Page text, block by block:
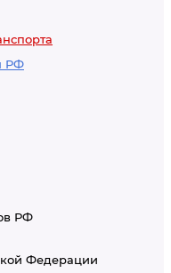
РФ
РФ
Федерации